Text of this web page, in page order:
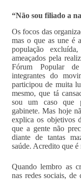
“Não sou filiado a
Os focos das
mas o que as une é
população
ameaçados pela
Fórum Popular
integrantes do
participou de muita
mesmo, que tá
sou um caso que
gabinete. Mas hoje
explica os objetivos
que a gente não
diante de tantas
saúde. Acredito que é
Quando lembro as
nas redes sociais,